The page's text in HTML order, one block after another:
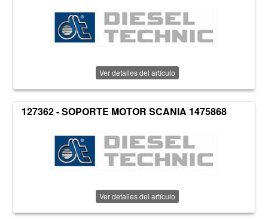
Ver detalles del artículo
127362 - SOPORTE MOTOR SCANIA 1475868
Ver detalles del artículo